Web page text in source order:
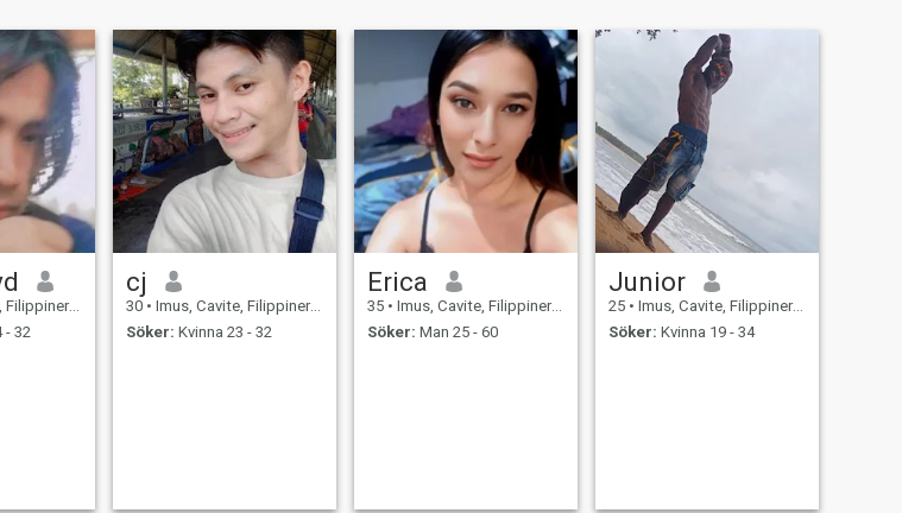
- 32
cj
30 • Imus, Cavite, Filippinerna
Söker: Kvinna 23 - 32
Erica
35 • Imus, Cavite, Filippinerna
Söker: Man 25 - 60
Junior
25 • Imus, Cavite, Filippinerna
Söker: Kvinna 19 - 34